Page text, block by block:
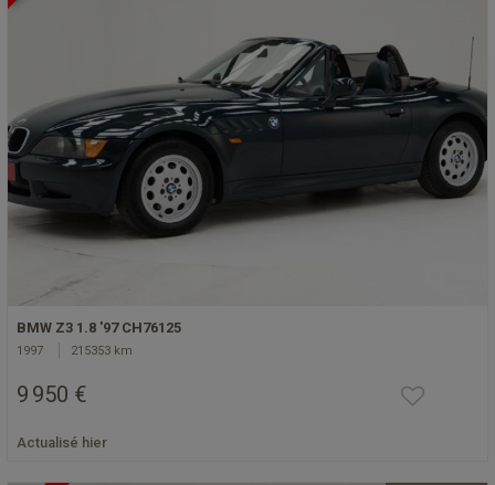
BMW Z3 1.8 '97 CH76125
1997 215353 km
9 950 €
Actualisé hier